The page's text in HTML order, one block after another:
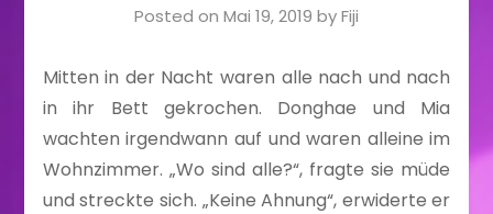
Posted on Mai 19, 2019 byFiji
Mitten in der Nacht waren alle nach und nach
in ihr Bett gekrochen. Donghae und Mia
wachten irgendwann auf und waren alleine im
Wohnzimmer. „Wo sind alle?“, fragte sie müde
und streckte sich. „Keine Ahnung“, erwiderte er